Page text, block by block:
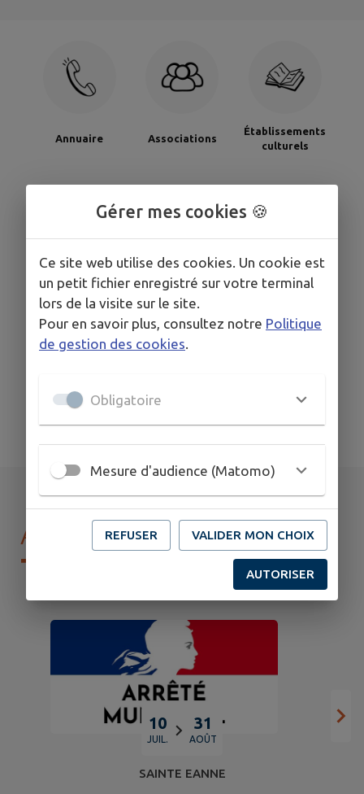
Annuaire Associations
Établissements
culturels
Établissements
scolaires
Registre des
personnes
vulnérables
Santé
AGENDA DE MON
TERRITOIRE
10
JUIL.
31
AOÛT
SAINTE EANNE
Gérer mes cookies 🍪
Ce site web utilise des cookies. Un cookie est
un petit fichier enregistré sur votre terminal
lors de la visite sur le site.
Pour en savoir plus, consultez notre Politique
de gestion des cookies.
Obligatoire
Mesure d'audience (Matomo)
REFUSER VALIDER MON CHOIX
AUTORISER